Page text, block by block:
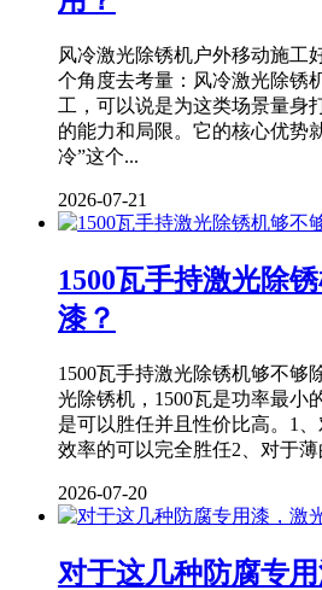
风冷激光除锈机户外移动施工
个角度去考量：风冷激光除锈
工，可以说是为这类场景量身
的能力和局限。它的核心优势
冷”这个...
2026-07-21
1500瓦手持激光除
漆？
1500瓦手持激光除锈机够不够
光除锈机，1500瓦是功率最小
是可以胜任并且性价比高。1
效率的可以完全胜任2、对于
2026-07-20
对于这几种防腐专